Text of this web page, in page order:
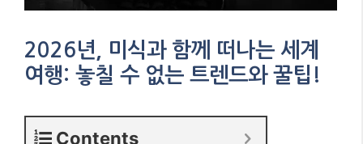
2026년, 미식과 함께 떠나는 세계
여행: 놓칠 수 없는 트렌드와 꿀팁!
Contents